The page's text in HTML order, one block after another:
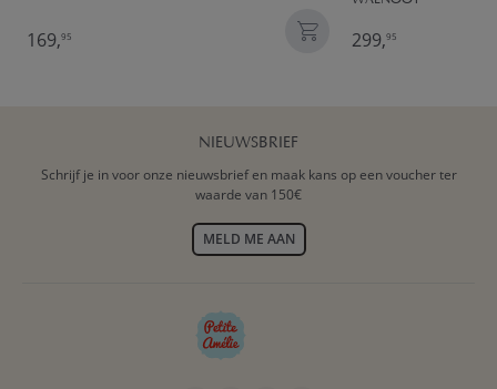
169,95 299,95
NIEUWSBRIEF
Schrijf je in voor onze nieuwsbrief en maak kans op een voucher ter
waarde van 150€
MELD ME AAN